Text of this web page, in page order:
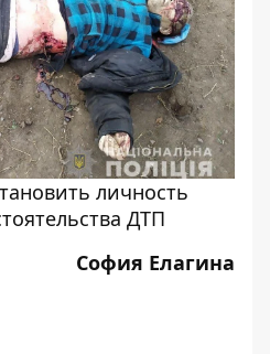
личность
ДТП
София Елагина